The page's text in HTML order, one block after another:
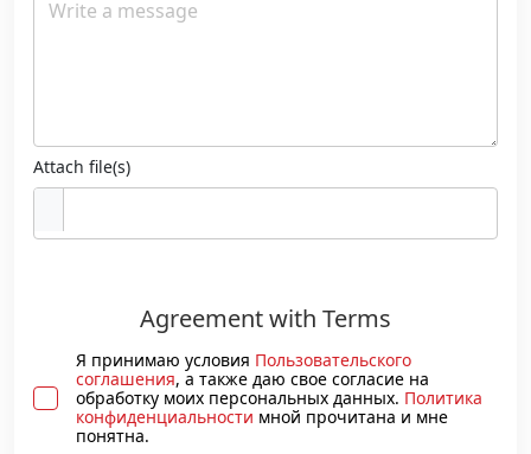
Attach file(s)
Agreement with Terms
Я принимаю условия Пользовательского
соглашения, а также даю свое согласие на
обработку моих персональных данных. Политика
конфиденциальности мной прочитана и мне
понятна.